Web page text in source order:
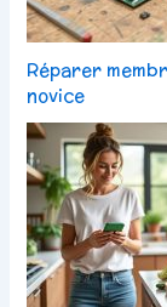
Réparer
novice